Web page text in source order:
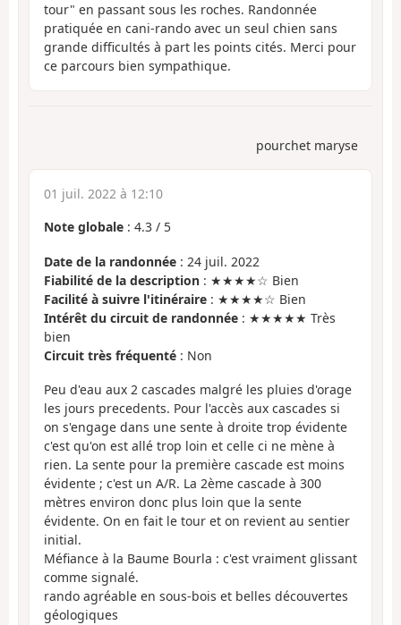
tour" en passant sous les roches. Randonnée
pratiquée en cani-rando avec un seul chien sans
grande difficultés à part les points cités. Merci pour
ce parcours bien sympathique.
pourchet maryse
01 juil. 2022 à 12:10
Note globale : 4.3 / 5
Date de la randonnée : 24 juil. 2022
Fiabilité de la description : ★★★★☆ Bien
Facilité à suivre l'itinéraire : ★★★★☆ Bien
Intérêt du circuit de randonnée : ★★★★★ Très
bien
Circuit très fréquenté : Non
Peu d'eau aux 2 cascades malgré les pluies d'orage
les jours precedents. Pour l'accès aux cascades si
on s'engage dans une sente à droite trop évidente
c'est qu'on est allé trop loin et celle ci ne mène à
rien. La sente pour la première cascade est moins
évidente ; c'est un A/R. La 2ème cascade à 300
mètres environ donc plus loin que la sente
évidente. On en fait le tour et on revient au sentier
initial.
Méfiance à la Baume Bourla : c'est vraiment glissant
comme signalé.
rando agréable en sous-bois et belles découvertes
géologiques